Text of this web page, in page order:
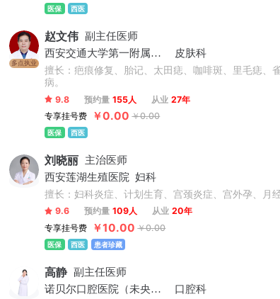
医保 西医
多点执业
赵文伟 副主任医师
西安交通大学第一附属医院
皮肤科
擅长：疤痕修复、胎记、太田痣、咖啡斑、里毛痣、
病。
9.8 预约量 155人 从业 27年
专享挂号费
￥0.00 ￥0.00
医保 西医
刘晓丽 主治医师
西安莲湖生殖医院 妇科
擅长：妇科炎症、计划生育、宫颈炎症、宫外孕、月
9.6 预约量 109人 从业 20年
专享挂号费
￥10.00 ￥0.00
医保 西医 患者珍藏
高静 副主任医师
诺贝尔口腔医院（未央院区）
口腔科